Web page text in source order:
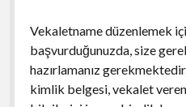
Vekaletname düzenlemek
başvurduğunuzda, size
hazırlamanız
kimlik belgesi, vekalet